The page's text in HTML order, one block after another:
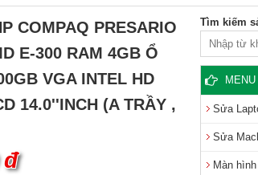
COMPAQ PRESARIO
E-300 RAM 4GB Ổ
VGA INTEL HD
14.0''INCH (A TRẦY ,
đ
Tìm kiếm
MENU
Sửa
Sửa
Màn